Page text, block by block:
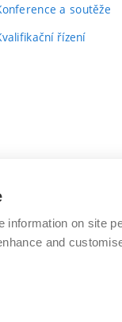
a soutěže
řízení
CHEMICKÁ
information on site
and